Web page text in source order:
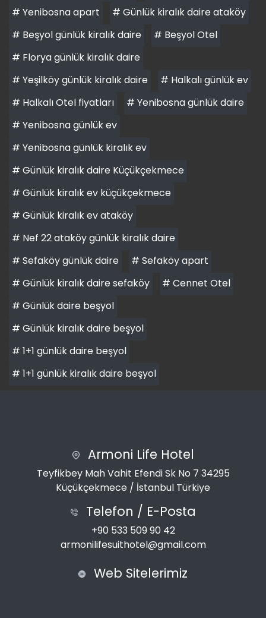
# Yenibosna apart
# Günlük kiralık daire ataköy
# Beşyol günlük kiralık daire
# Beşyol Otel
# Florya günlük kiralık daire
# Yeşilköy günlük kiralık daire
# Halkalı günlük ev
# Halkalı Otel fiyatları
# Yenibosna günlük daire
# Yenibosna günlük ev
# Yenibosna günlük kiralık ev
# Günlük kiralık daire Küçükçekmece
# Günlük kiralık ev küçükçekmece
# Günlük kiralık ev ataköy
# Nef 22 ataköy günlük kiralık daire
# Sefaköy günlük daire
# Sefaköy apart
# Günlük kiralık daire sefaköy
# Cennet Otel
# Günlük daire beşyol
# Günlük kiralık daire beşyol
# 1+1 günlük daire beşyol
# 1+1 günlük kiralık daire beşyol
Armoni Life Hotel
Teyfikbey Mah Vahit Efendi Sk No 7 34295
Küçükçekmece / İstanbul Türkiye
Telefon / E-Posta
+90 533 509 90 42
armonilifesuithotel@gmail.com
Web Sitelerimiz